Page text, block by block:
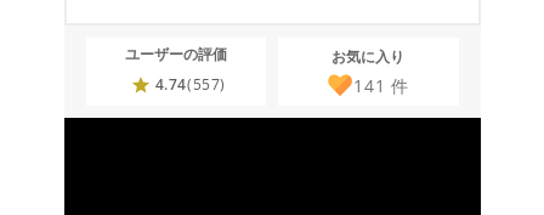
ユーザーの評価
4.74(557)
お気に入り
141 件